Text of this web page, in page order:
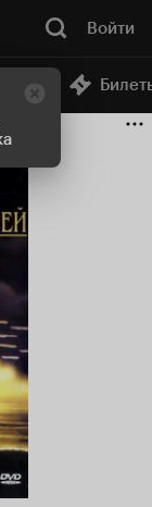
Войти